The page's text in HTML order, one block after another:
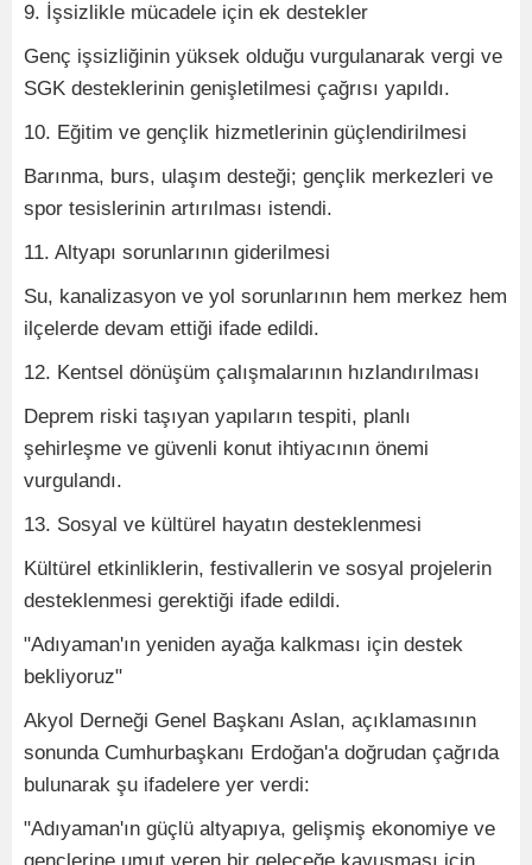
9. İşsizlikle mücadele için ek destekler
Genç işsizliğinin yüksek olduğu vurgulanarak vergi ve
SGK desteklerinin genişletilmesi çağrısı yapıldı.
10. Eğitim ve gençlik hizmetlerinin güçlendirilmesi
Barınma, burs, ulaşım desteği; gençlik merkezleri ve
spor tesislerinin artırılması istendi.
11. Altyapı sorunlarının giderilmesi
Su, kanalizasyon ve yol sorunlarının hem merkez hem
ilçelerde devam ettiği ifade edildi.
12. Kentsel dönüşüm çalışmalarının hızlandırılması
Deprem riski taşıyan yapıların tespiti, planlı
şehirleşme ve güvenli konut ihtiyacının önemi
vurgulandı.
13. Sosyal ve kültürel hayatın desteklenmesi
Kültürel etkinliklerin, festivallerin ve sosyal projelerin
desteklenmesi gerektiği ifade edildi.
"Adıyaman'ın yeniden ayağa kalkması için destek
bekliyoruz"
Akyol Derneği Genel Başkanı Aslan, açıklamasının
sonunda Cumhurbaşkanı Erdoğan'a doğrudan çağrıda
bulunarak şu ifadelere yer verdi:
"Adıyaman'ın güçlü altyapıya, gelişmiş ekonomiye ve